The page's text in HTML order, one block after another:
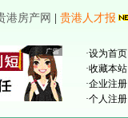
港房产网 贵港人才报
·设为首页
·收藏本站
·企业注册
·个人注册